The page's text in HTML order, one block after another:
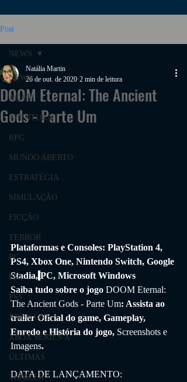
Post
NEWS
AÇÃO
AVENTURA
RPG
MUNDO ABERTO
ESTRATÉGIA
SIMULAÇÃO
FICÇÃO
TERROR
PC
PS4
PS5
XBOX ONE
XBOX SERIES X
ÚLTIMAS
TRAILER
NEWS
DOOM Eternal: The Ancient
Gods - Parte Um
Natália Martin
26 de out. de 2020 2 min de leitura
Plataformas e Consoles: PlayStation 4,
PS4, Xbox One, Nintendo Switch, Google
Stadia, PC, Microsoft Windows
Saiba tudo sobre o jogo DOOM Eternal:
The Ancient Gods - Parte Um: Assista ao
trailer Oficial do game, Gameplay,
Enredo e História do jogo, Screenshots e
Imagens.
DATA DE LANÇAMENTO: